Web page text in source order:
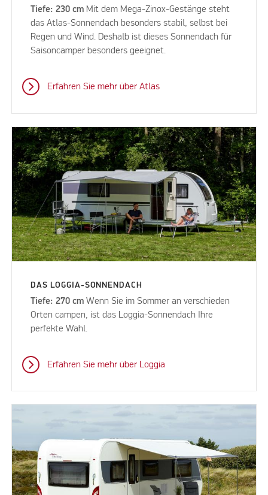
Tiefe: 230 cm Mit dem Mega-Zinox-Gestänge steht
das Atlas-Sonnendach besonders stabil, selbst bei
Regen und Wind. Deshalb ist dieses Sonnendach für
Saisoncamper besonders geeignet.
Erfahren Sie mehr über Atlas
DAS LOGGIA-SONNENDACH
Tiefe: 270 cm Wenn Sie im Sommer an verschieden
Orten campen, ist das Loggia-Sonnendach Ihre
perfekte Wahl.
Erfahren Sie mehr über Loggia